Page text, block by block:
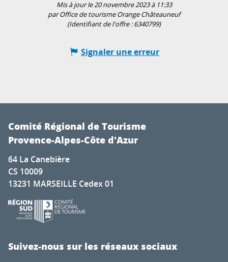
Mis à jour le 20 novembre 2023 à 11:33
par Office de tourisme Orange Châteauneuf
(Identifiant de l'offre :6340799)
Signaler une erreur
Comité Régional de Tourisme
Provence-Alpes-Côte d'Azur
64 La Canebière
CS 10009
13231 MARSEILLE Cedex 01
Suivez-nous sur les réseaux sociaux